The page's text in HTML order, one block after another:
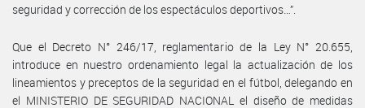
seguridad y corrección de los espectáculos deportivos…”.
Que el Decreto N° 246/17, reglamentario de la Ley N° 20.655,
introduce en nuestro ordenamiento legal la actualización de los
lineamientos y preceptos de la seguridad en el fútbol, delegando en
el MINISTERIO DE SEGURIDAD NACIONAL el diseño de medidas